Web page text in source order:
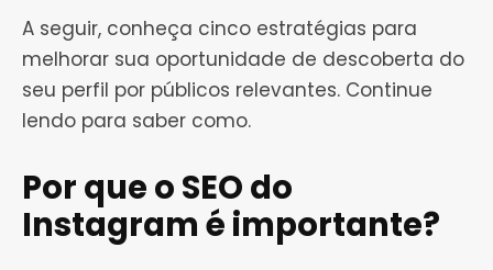
A seguir, conheça cinco estratégias para
melhorar sua oportunidade de descoberta do
seu perfil por públicos relevantes. Continue
lendo para saber como.
Por que o SEO do
Instagram é importante?